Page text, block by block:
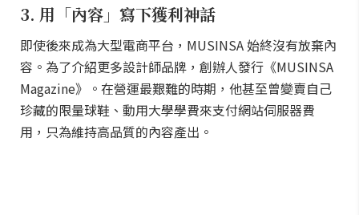
3. 用「內容」寫下獲利神話
即使後來成為大型電商平台，MUSINSA 始終沒有放棄內
容。為了介紹更多設計師品牌，創辦人發行《MUSINSA
Magazine》。在營運最艱難的時期，他甚至曾變賣自己
珍藏的限量球鞋、動用大學學費來支付網站伺服器費
用，只為維持高品質的內容產出。